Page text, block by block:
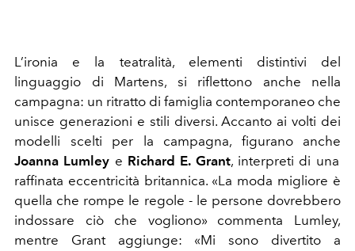
L’ironia e la teatralità, elementi distintivi del
linguaggio di Martens, si riflettono anche nella
campagna: un ritratto di famiglia contemporaneo che
unisce generazioni e stili diversi. Accanto ai volti dei
modelli scelti per la campagna, figurano anche
Joanna Lumley e Richard E. Grant, interpreti di una
raffinata eccentricità britannica. «La moda migliore è
quella che rompe le regole - le persone dovrebbero
indossare ciò che vogliono» commenta Lumley,
mentre Grant aggiunge: «Mi sono divertito a